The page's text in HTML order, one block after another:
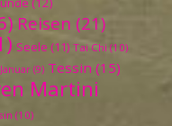
Reisen (21)
Seele (11) Tai Chi (10)
(9) Tessin (15)
Martini
(10)